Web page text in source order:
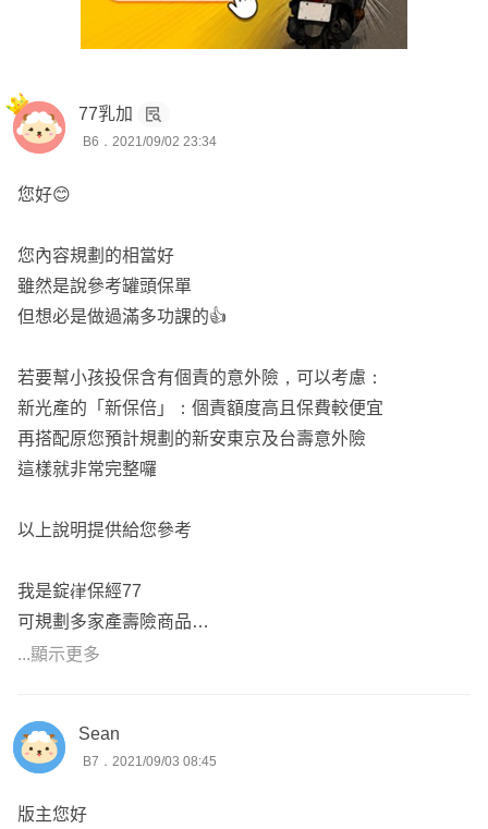
77乳加
B6．2021/09/02 23:34
您好😊
您內容規劃的相當好
雖然是說參考罐頭保單
但想必是做過滿多功課的👍
若要幫小孩投保含有個責的意外險，可以考慮：
新光產的「新保倍」：個責額度高且保費較便宜
再搭配原您預計規劃的新安東京及台壽意外險
這樣就非常完整囉
以上說明提供給您參考
我是錠嵂保經77
可規劃多家產壽險商品
全台都有在做服務
...顯示更多
Sean
B7．2021/09/03 08:45
版主您好